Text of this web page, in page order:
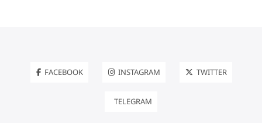
FACEBOOK INSTAGRAM TWITTER
TELEGRAM